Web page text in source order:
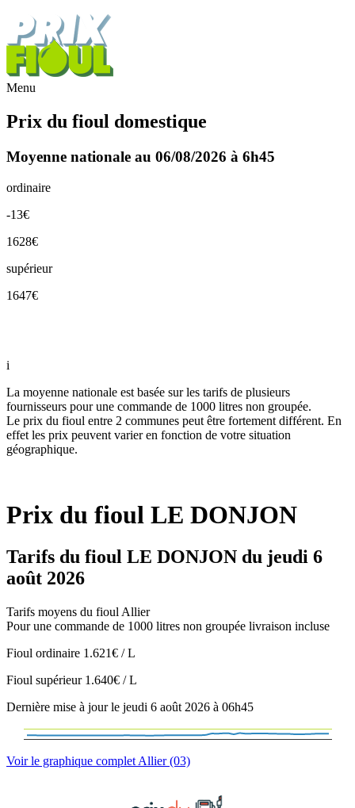
Menu
Prix du fioul domestique
Moyenne nationale au 06/08/2026 à 6h45
ordinaire
-13€
1628€
supérieur
1647€
i
La moyenne nationale est basée sur les tarifs de plusieurs
fournisseurs pour une commande de 1000 litres non groupée.
Le prix du fioul entre 2 communes peut être fortement différent. En
effet les prix peuvent varier en fonction de votre situation
géographique.
Prix du fioul LE DONJON
Tarifs du fioul LE DONJON du jeudi 6
août 2026
Tarifs moyens du fioul Allier
Pour une commande de 1000 litres non groupée livraison incluse
Fioul ordinaire 1.621€ / L
Fioul supérieur 1.640€ / L
Dernière mise à jour le jeudi 6 août 2026 à 06h45
Voir le graphique complet Allier (03)